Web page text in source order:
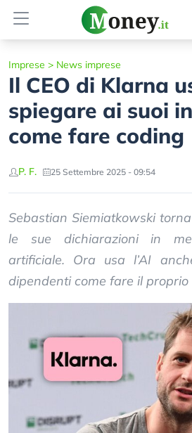
Imprese > News imprese
Il CEO di Klarna
spiegare ai suoi
come fare coding
P. F. 25 Settembre 2025 - 09:54
Sebastian Siemiatkowski
le sue dichiarazioni in
artificiale. Ora usa l’AI
dipendenti come fare il proprio